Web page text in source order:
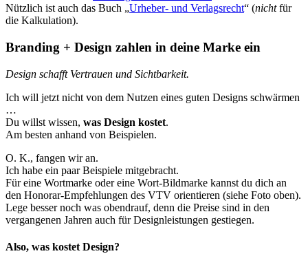
Nützlich ist auch das Buch „Urheber- und Verlagsrecht“ (nichtfür
die Kalkulation).
Branding + Design zahlen in deine Marke ein
Design schafft Vertrauen und Sichtbarkeit.
Ich will jetzt nicht von dem Nutzen eines guten Designs schwärmen
…
Du willst wissen, was Design kostet.
Am besten anhand von Beispielen.
O. K., fangen wir an.
Ich habe ein paar Beispiele mitgebracht.
Für eine Wortmarke oder eine Wort-Bildmarke kannst du dich an
den Honorar-Empfehlungen des VTV orientieren (siehe Foto oben).
Lege besser noch was obendrauf, denn die Preise sind in den
vergangenen Jahren auch für Designleistungen gestiegen.
Also, was kostet Design?